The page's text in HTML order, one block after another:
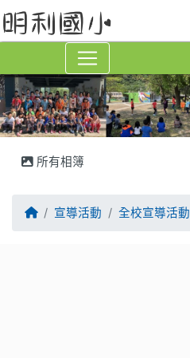
所有相簿
回首頁宣導活動 全校宣導活動